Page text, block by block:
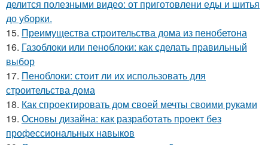
делится полезными видео: от приготовлени еды и шитья
до уборки.
15. Преимущества строительства дома из пенобетона
16. Газоблоки или пеноблоки: как сделать правильный
выбор
17. Пеноблоки: стоит ли их использовать для
строительства дома
18. Как спроектировать дом своей мечты своими руками
19. Основы дизайна: как разработать проект без
профессиональных навыков